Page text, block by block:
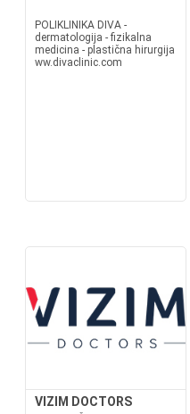
POLIKLINIKA DIVA -
dermatologija - fizikalna
medicina - plastična hirurgija
ww.divaclinic.com
VIZIM DOCTORS